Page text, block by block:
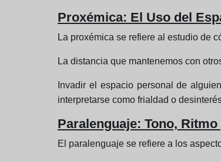
Proxémica: El Uso del
La proxémica se refiere al estudio de
La distancia que mantenemos con
Invadir el espacio personal de
interpretarse como frialdad o
Paralenguaje: Tono,
El paralenguaje se refiere a los